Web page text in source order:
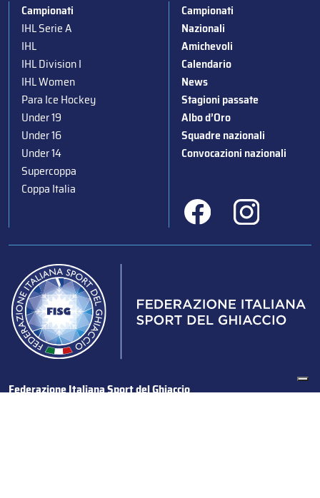
Campionati
IHL Serie A
IHL
IHL Division I
IHL Women
Para Ice Hockey
Under 19
Under 16
Under 14
Supercoppa
Coppa Italia
Campionati
Nazionali
Amichevoli
Calendario
News
Stagioni passate
Albo d’Oro
Squadre nazionali
Convocazioni nazionali
Federazione Italiana Sport del Ghiaccio